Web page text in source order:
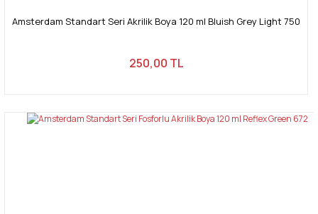
Amsterdam Standart Seri Akrilik Boya 120 ml Bluish Grey Light 750
250,00 TL